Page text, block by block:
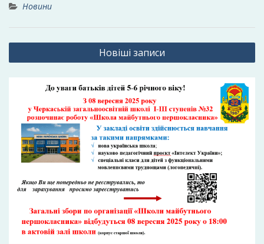
Новини
Навігація
за
Новіші записи